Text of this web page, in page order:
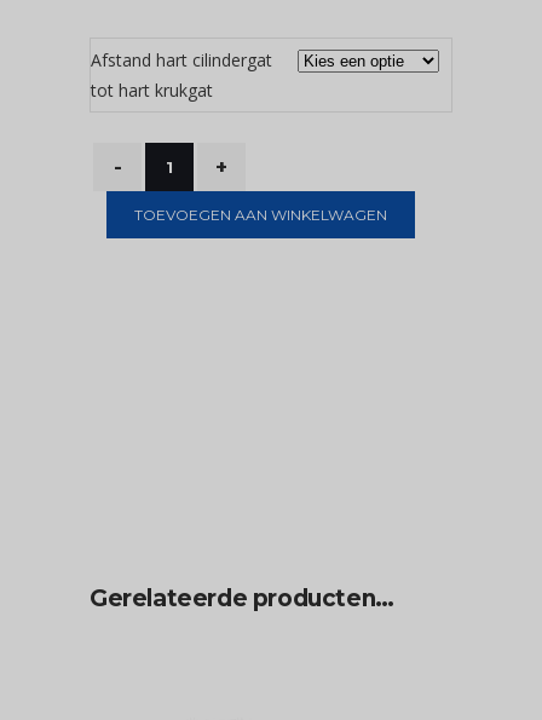
Afstand hart cilindergat
tot hart krukgat
TOEVOEGEN AAN WINKELWAGEN
Gerelateerde producten…